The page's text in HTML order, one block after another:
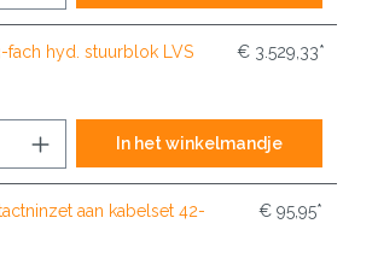
fach hyd. stuurblok LVS
€ 3.529,33*
In het winkelmandje
aan kabelset 42-
€ 95,95*